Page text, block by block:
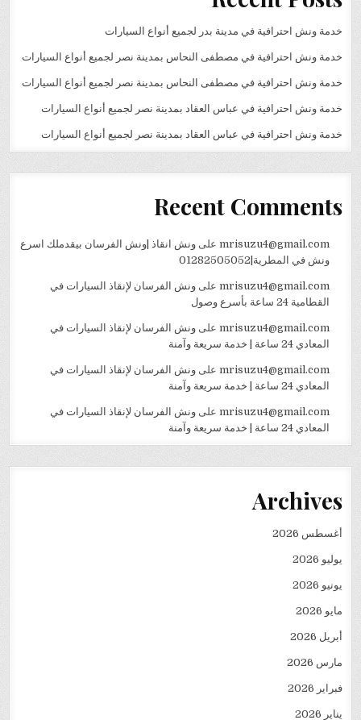
خدمة ونش احترافية في مدينة بدر لجميع أنواع السيارات
خدمة ونش احترافية في مصطفى النحاس بمدينة نصر لجميع أنواع السيارات
خدمة ونش احترافية في مصطفى النحاس بمدينة نصر لجميع أنواع السيارات
خدمة ونش احترافية في عباس العقاد بمدينة نصر لجميع أنواع السيارات
خدمة ونش احترافية في عباس العقاد بمدينة نصر لجميع أنواع السيارات
Recent Comments
mrisuzu4@gmail.comعلى ونش انقاذ |ونش الفرسان بيقدملك اسرع
ونش في المطرية|01282505052
mrisuzu4@gmail.comعلى ونش الفرسان لإنقاذ السيارات في
القطامية 24 ساعة بأسرع وصول
mrisuzu4@gmail.comعلى ونش الفرسان لإنقاذ السيارات في
المعادي 24 ساعة | خدمة سريعة وآمنة
mrisuzu4@gmail.comعلى ونش الفرسان لإنقاذ السيارات في
المعادي 24 ساعة | خدمة سريعة وآمنة
mrisuzu4@gmail.comعلى ونش الفرسان لإنقاذ السيارات في
المعادي 24 ساعة | خدمة سريعة وآمنة
Archives
أغسطس 2026
يوليو 2026
يونيو 2026
مايو 2026
أبريل 2026
مارس 2026
فبراير 2026
يناير 2026